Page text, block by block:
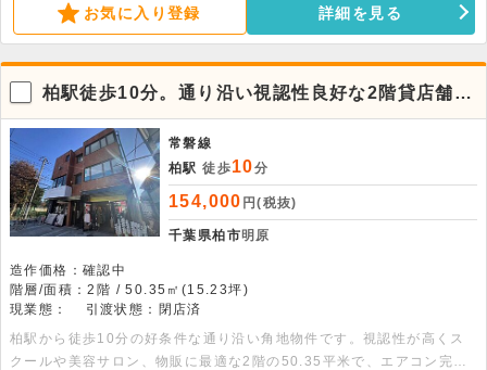
わせください。お気に入り登録 詳細を見る
柏駅徒歩10分。通り沿い視認性良好な2階貸店舗事
務所
常磐線
柏駅 徒歩10分
154,000 円(税抜)
千葉県柏市明原
造作価格：確認中
階層/面積：2階 / 50.35㎡(15.23坪)
現業態：
引渡状態：閉店済
柏駅から徒歩10分の好条件な通り沿い角地物件です。視認性が高くス
クールや美容サロン、物販に最適な2階の50.35平米で、エアコン完